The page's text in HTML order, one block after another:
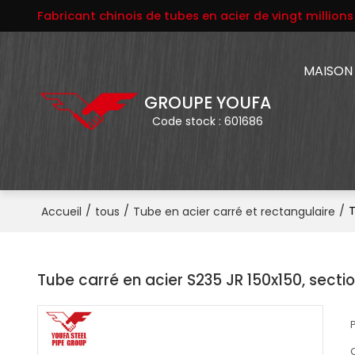
Fabricant chinois de tubes en acier de vingt
GROUPE YOUFA
Code stock : 601686
MAISON
Accueil / tous / Tube en acier carré et rectangulaire /
Tube carré en acier S235 JR 150x150,